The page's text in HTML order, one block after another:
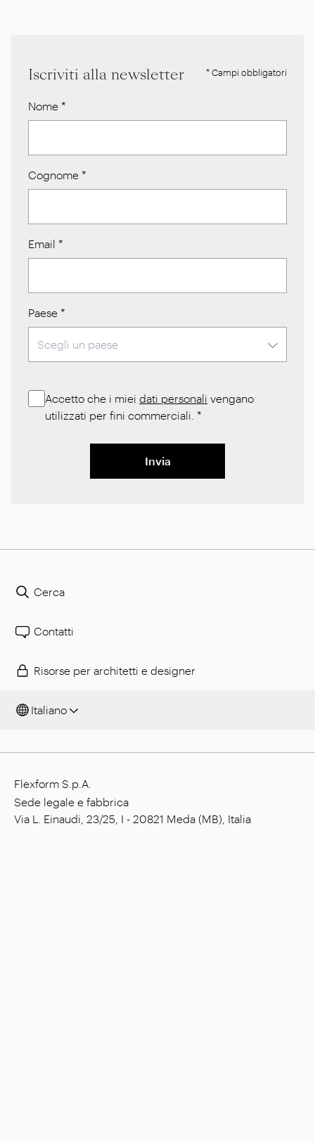
Iscriviti alla newsletter * Campi obbligatori
Nome *
Cognome *
Email *
Paese *
Accetto che i miei dati personali vengano
utilizzati per fini commerciali. *
Invia
Cerca
Contatti
Risorse per architetti e designer
Italiano
Flexform S.p.A.
Sede legale e fabbrica
Via L. Einaudi, 23/25, I - 20821 Meda (MB), Italia